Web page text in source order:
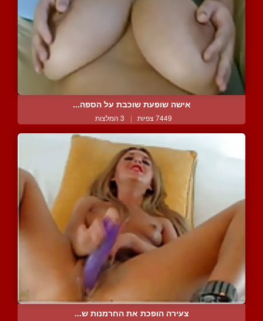
אישה שופעת שוכבת על הספה...
7449 צפיות | 3 המלצות
צעירה הופכת את החרמנות ש...